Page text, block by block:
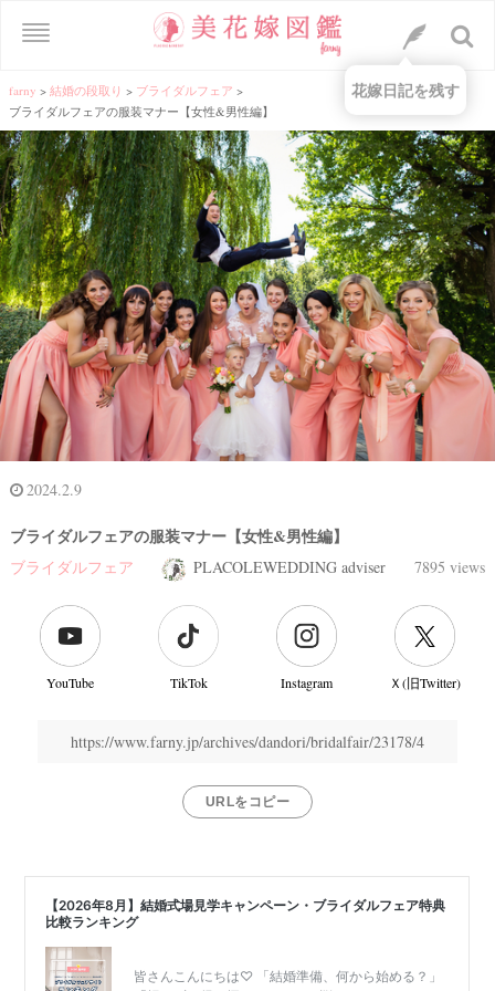
farny > 結婚の段取り > ブライダルフェア >
ブライダルフェアの服装マナー【女性&男性編】
2024.2.9
ブライダルフェアの服装マナー【女性&男性編】
ブライダルフェア PLACOLEWEDDING adviser 7895 views
YouTube TikTok Instagram Ｘ(旧Twitter)
https://www.farny.jp/archives/dandori/bridalfair/23178/4
URLをコピー
花嫁日記を残す
結
婚
式